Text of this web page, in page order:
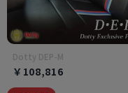
Dotty DEP-M
￥108,816